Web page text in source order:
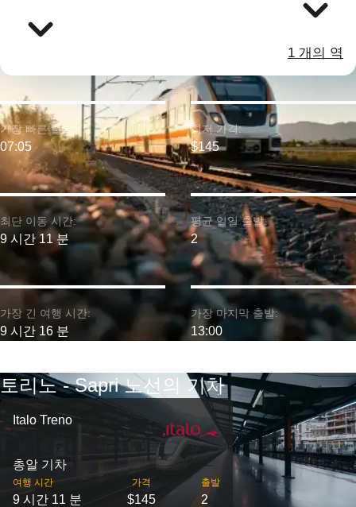
1 개의 역
최단 이동 시간:
9 시간 11 분
가장 빠른 출발:
07:05
가장 긴 여행 시간:
9 시간 16 분
최저 가격:
$145
평균 일일 출발:
2
가장 마지막 출발:
13:00
토리노 - Sapri 노선의 기차
Italo Treno
총알 기차
여행 시간
9 시간 11 분
가격
$145
출발
2